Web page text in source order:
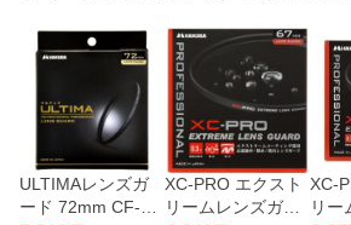
ULTIMAレンズガ
ード 72mm CF-UT
XC-PRO エクスト
リームレンズガー
XC-
リー